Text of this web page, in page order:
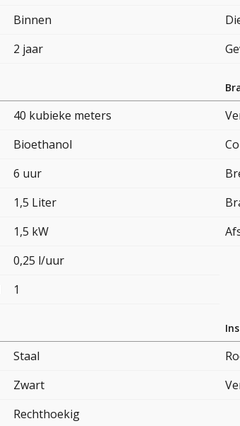
Binnen
2 jaar
40 kubieke meters
Bioethanol
6 uur
1,5 Liter
1,5 kW
0,25 l/uur
1
Staal
Zwart
Rechthoekig